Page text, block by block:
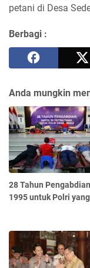
petani di Desa
Berbagi :
Anda mungkin
28 Tahun
1995 untuk Polri